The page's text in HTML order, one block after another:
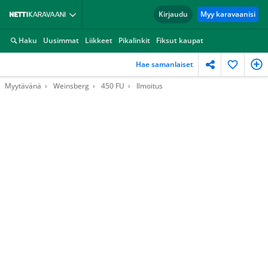
Kirjaudu Myy karavaanisi
Haku Uusimmat Liikkeet Pikalinkit Fiksut kaupat
Hae samanlaiset
Myytävänä Weinsberg 450 FU Ilmoitus